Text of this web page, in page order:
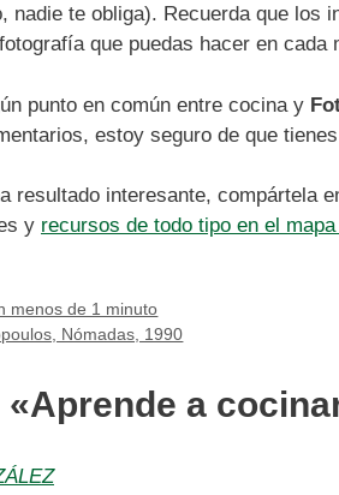
te obliga). Recuerda que los
que puedas hacer en
punto en común entre cocina y
estoy seguro de que
resultado interesante, compártela
y recursos de todo tipo en el
menos de 1 minuto
Nómadas, 1990
a